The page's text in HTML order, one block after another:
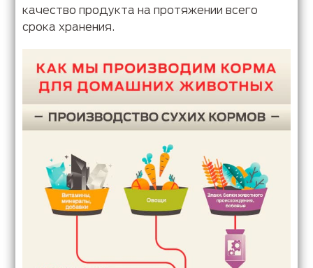
качество продукта на протяжении всего
срока хранения.